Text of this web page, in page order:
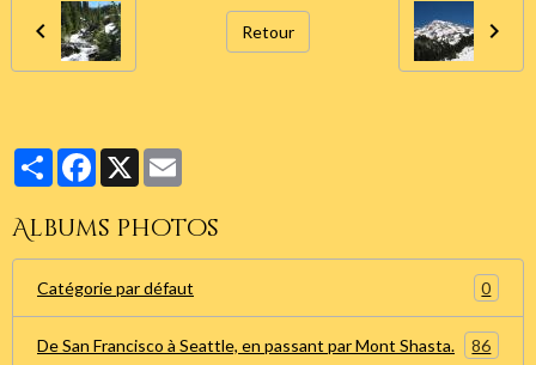
Retour
PartagerFacebook
X
Albums photos
Catégorie par défaut 0
De San Francisco à Seattle, en passant par Mont Shasta. 86